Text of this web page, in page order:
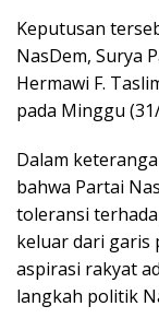
Keputusan
NasDem, Surya
Hermawi F.
pada Minggu
Dalam
bahwa Partai
toleransi
keluar dari garis
aspirasi rakyat
langkah politik